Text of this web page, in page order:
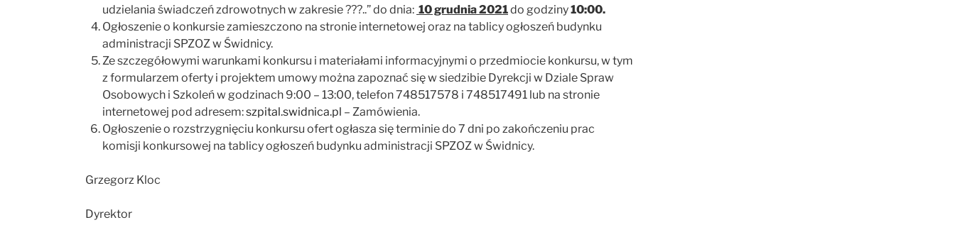
udzielania świadczeń zdrowotnych w zakresie ???..” do dnia: 10 grudnia 2021do godziny10:00.
Ogłoszenie o konkursie zamieszczono na stronie internetowej oraz na tablicy ogłoszeń budynku
administracji SPZOZ w Świdnicy.
Ze szczegółowymi warunkami konkursu i materiałami informacyjnymi o przedmiocie konkursu, w tym
z formularzem oferty i projektem umowy można zapoznać się w siedzibie Dyrekcji w Dziale Spraw
Osobowych i Szkoleń w godzinach 9:00 – 13:00, telefon 748517578 i 748517491 lub na stronie
internetowej pod adresem:szpital.swidnica.pl – Zamówienia.
Ogłoszenie o rozstrzygnięciu konkursu ofert ogłasza się terminie do 7 dni po zakończeniu prac
komisji konkursowej na tablicy ogłoszeń budynku administracji SPZOZ w Świdnicy.
Grzegorz Kloc
Dyrektor